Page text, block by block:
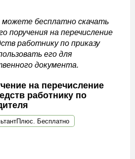
бесплатно скачать
поручения на перечисление
работнику по приказу
его для
документа.
на перечисление
работнику по
Бесплатно